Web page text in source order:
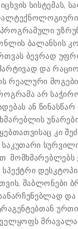
სისტემას,
ბალანსის
ბევრად
და
რეალური
არ
ან
კი
შაბლონები
და